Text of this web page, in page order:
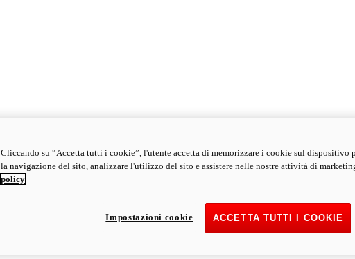
Cliccando su “Accetta tutti i cookie”, l'utente accetta di memorizzare i cookie sul dispositivo
la navigazione del sito, analizzare l'utilizzo del sito e assistere nelle nostre attività di
policy
ACCETTA TUTTI I COOKIE
Impostazioni cookie